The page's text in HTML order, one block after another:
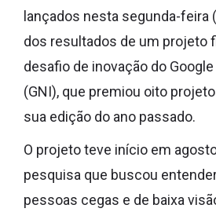
lançados nesta segunda-feira
dos resultados de um projeto
desafio de inovação do
(GNI), que premiou oito
sua edição do ano passado.
O projeto teve início em
pesquisa que buscou
pessoas cegas e de baixa